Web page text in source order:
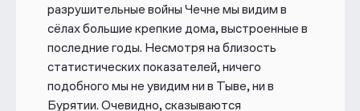
разрушительные войны Чечне мы видим в
сёлах большие крепкие дома, выстроенные в
последние годы. Несмотря на близость
статистических показателей, ничего
подобного мы не увидим ни в Тыве, ни в
Бурятии. Очевидно, сказываются